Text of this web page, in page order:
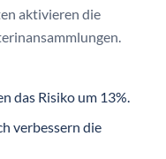
aktivieren die
das Risiko um 13%.
verbessern die